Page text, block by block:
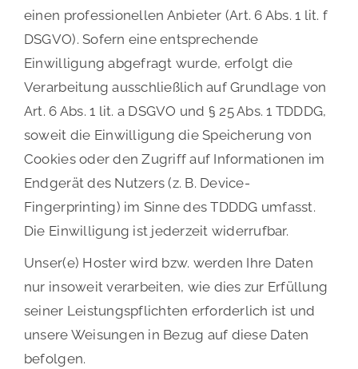
einen professionellen Anbieter (Art. 6 Abs. 1 lit. f
DSGVO). Sofern eine entsprechende
Einwilligung abgefragt wurde, erfolgt die
Verarbeitung ausschließlich auf Grundlage von
Art. 6 Abs. 1 lit. a DSGVO und § 25 Abs. 1 TDDDG,
soweit die Einwilligung die Speicherung von
Cookies oder den Zugriff auf Informationen im
Endgerät des Nutzers (z. B. Device-
Fingerprinting) im Sinne des TDDDG umfasst.
Die Einwilligung ist jederzeit widerrufbar.
Unser(e) Hoster wird bzw. werden Ihre Daten
nur insoweit verarbeiten, wie dies zur Erfüllung
seiner Leistungspflichten erforderlich ist und
unsere Weisungen in Bezug auf diese Daten
befolgen.